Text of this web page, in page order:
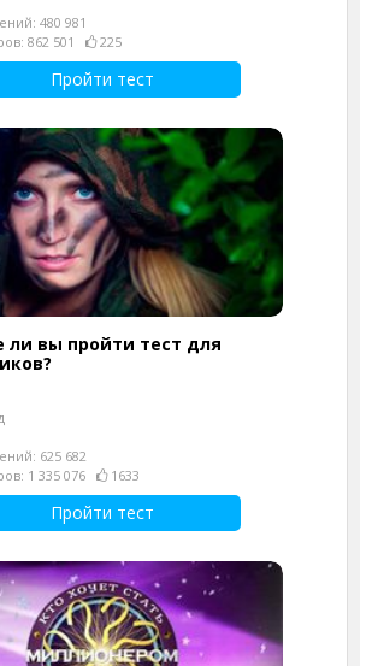
480 981
862 501
225
Пройти тест
ли вы пройти тест для
625 682
1 335 076
1633
Пройти тест